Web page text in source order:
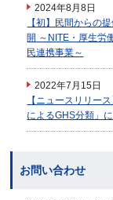
2024年8月8日
【初】民間からの
開 ～NITE・厚生労
民連携事業～
2022年7月15日
【ニュースリリー
によるGHS分類」
お問い合わせ